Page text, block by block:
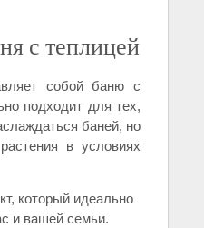
с теплицей
собой баню с
подходит для тех,
баней, но
в условиях
который идеально
и вашей семьи.